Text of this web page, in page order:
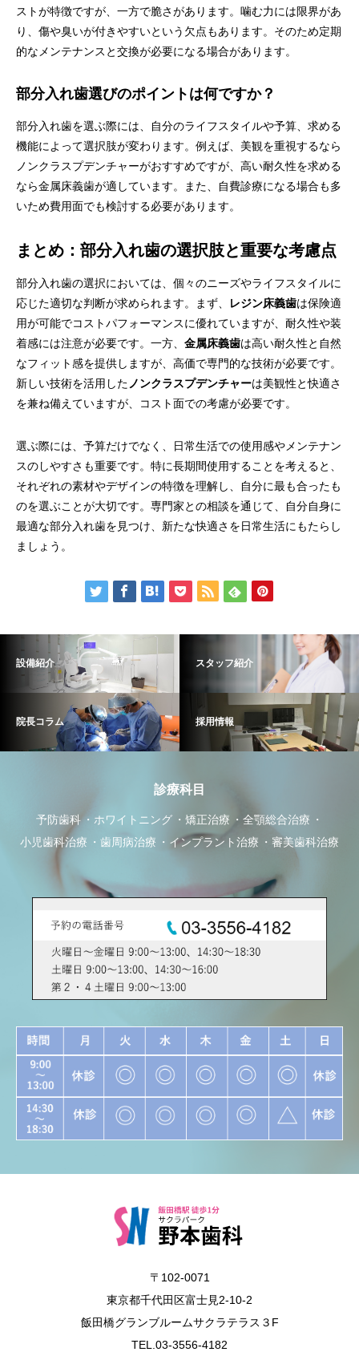
ストが特徴ですが、一方で脆さがあります。噛む力には限界があ
り、傷や臭いが付きやすいという欠点もあります。そのため定期
的なメンテナンスと交換が必要になる場合があります。
部分入れ歯選びのポイントは何ですか？
部分入れ歯を選ぶ際には、自分のライフスタイルや予算、求める
機能によって選択肢が変わります。例えば、美観を重視するなら
ノンクラスプデンチャーがおすすめですが、高い耐久性を求める
なら金属床義歯が適しています。また、自費診療になる場合も多
いため費用面でも検討する必要があります。
まとめ：部分入れ歯の選択肢と重要な考慮点
部分入れ歯の選択においては、個々のニーズやライフスタイルに
応じた適切な判断が求められます。まず、
レジン床義歯は保険適
用が可能でコストパフォーマンスに優れていますが、耐久性や装
着感には注意が必要です。一方、 金属床義歯は高い耐久性と自然
なフィット感を提供しますが、高価で専門的な技術が必要です。
新しい技術を活用した ノンクラスプデンチャーは美観性と快適さ
を兼ね備えていますが、コスト面での考慮が必要です。
選ぶ際には、予算だけでなく、日常生活での使用感やメンテナン
スのしやすさも重要です。特に長期間使用することを考えると、
それぞれの素材やデザインの特徴を理解し、自分に最も合ったも
のを選ぶことが大切です。専門家との相談を通じて、自分自身に
最適な部分入れ歯を見つけ、新たな快適さを日常生活にもたらし
ましょう。
設備紹介 スタッフ紹介
院長コラム 採用情報
診療科目
予防歯科 ホワイトニング 矯正治療
全顎総合治療
小児歯科治療
歯周病治療 インプラント治療 審美歯科治療
〒102-0071
東京都千代田区富士見2-10-2
飯田橋グランブルームサクラテラス３F
TEL.03-3556-4182